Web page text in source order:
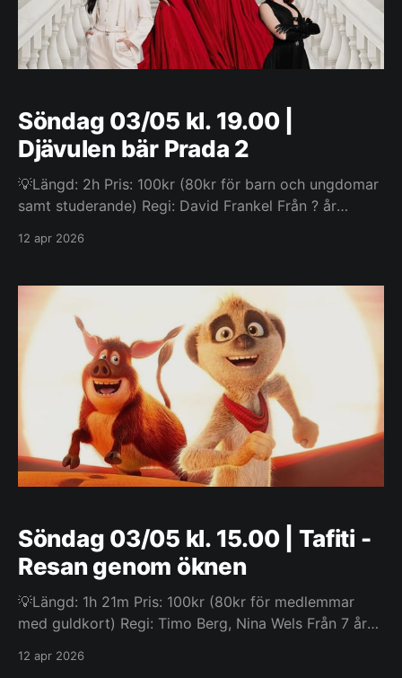
Söndag 03/05 kl. 19.00 |
Djävulen bär Prada 2
💡Längd: 2h Pris: 100kr (80kr för barn och ungdomar
samt studerande) Regi: David Frankel Från ? år
traditionella tidskriftsbranschens nedgång. Hon ställs
är en högprofilerad chef inom en lyxkoncern, med
reklampengar som Priestly desperat behöver.
12 apr 2026
Söndag 03/05 kl. 15.00 | Tafiti -
Resan genom öknen
💡Längd: 1h 21m Pris: 100kr (80kr för medlemmar
med guldkort) Regi: Timo Berg, Nina Wels Från 7 år
med Bristles, en busksvin. När hans farfar blir biten
12 apr 2026